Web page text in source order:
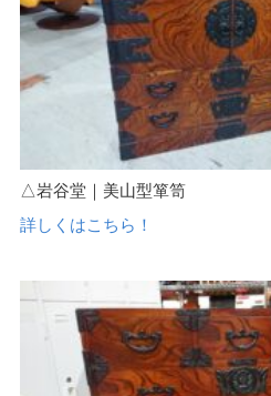
△岩谷堂｜美山型箪笥
詳しくはこちら！